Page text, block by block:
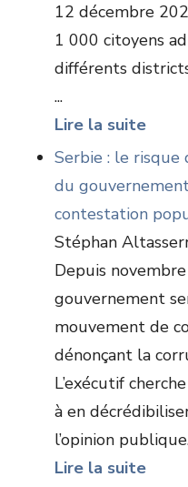
12 décembre
1 000 citoyens
différents
...
Lire la suite
Serbie : le risque
du
contestation
Stéphan
Depuis
gouvernement
mouvement de
dénonçant la
L’exécutif
à en
l’opinion
Lire la suite